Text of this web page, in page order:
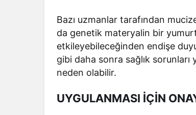
Bazı uzmanlar tarafından
da genetik materyalin bir
etkileyebileceğinden endişe
gibi daha sonra sağlık
neden olabilir.
UYGULANMASI İÇİN